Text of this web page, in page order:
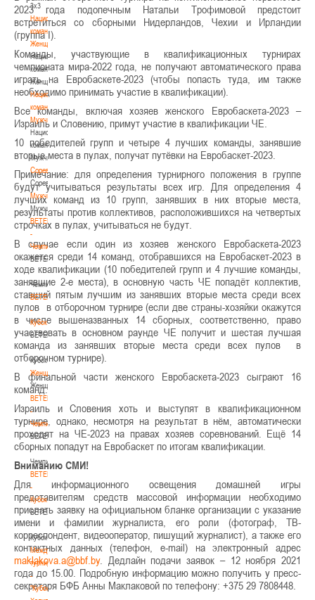
3х3
Национальная
команда.
Женщины
Национальная
команда.
Женщины
Национальная
команда.
Мужчины
Национальная
команда.
Мужчины
Соревнования
Соревнования
Мужчины
Мужчины
BETERA
-
Чемпионат
BETERA
-
Чемпионат
BETERA
-
Кубок
BETERA
-
Кубок
Женщины
Женщины
BETERA
-
Чемпионат
BETERA
-
Чемпионат
BETERA
-
Кубок
BETERA
-
Кубок
Международный
турнир
-
"Кубок
2023 года подопечным Натальи Трофимовой предстоит
встретиться со сборными Нидерландов, Чехии и Ирландии
(группа I).
Команды, участвующие в квалификационных турнирах
чемпионата мира-2022 года, не получают автоматического права
играть на Евробаскете-2023 (чтобы попасть туда, им также
необходимо принимать участие в квалификации).
Все команды, включая хозяев женского Евробаскета-2023 –
Израиль и Словению, примут участие в квалификации ЧЕ.
10 победителей групп и четыре 4 лучших команды, занявшие
вторые места в пулах, получат путёвки на Евробаскет-2023.
Примечание: для определения турнирного положения в группе
будут учитываться результаты всех игр. Для определения 4
лучших команд из 10 групп, занявших в них вторые места,
результаты против коллективов, расположившихся на четвертых
строчках в пулах, учитываться не будут.
В случае если один из хозяев женского Евробаскета-2023
окажется среди 14 команд, отобравшихся на Евробаскет-2023 в
ходе квалификации (10 победителей групп и 4 лучшие команды,
занявшие 2-е места), в основную часть ЧЕ попадёт коллектив,
ставший пятым лучшим из занявших вторые места среди всех
пулов в отборочном турнире (если две страны-хозяйки окажутся
в числе вышеназванных 14 сборных, соответственно, право
участвовать в основном раунде ЧЕ получит и шестая лучшая
команда из занявших вторые места среди всех пулов в
отборочном турнире).
В финальной части женского Евробаскета-2023 сыграют 16
команд.
Израиль и Словения хоть и выступят в квалификационном
турнире, однако, несмотря на результат в нём, автоматически
проходят на ЧЕ-2023 на правах хозяев соревнований. Ещё 14
сборных попадут на Евробаскет по итогам квалификации.
Вниманию СМИ!
Для информационного освещения домашней игры
представителям средств массовой информации необходимо
прислать заявку на официальном бланке организации с указание
имени и фамилии журналиста, его роли (фотограф, ТВ-
корреспондент, видеооператор, пишущий журналист), а также его
контактных данных (телефон, e-mail) на электронный адрес
. Дедлайн подачи заявок – 12 ноября 2021
года до 15.00. Подробную информацию можно получить у пресс-
секретаря БФБ Анны Маклаковой по телефону: +375 29 7808448.